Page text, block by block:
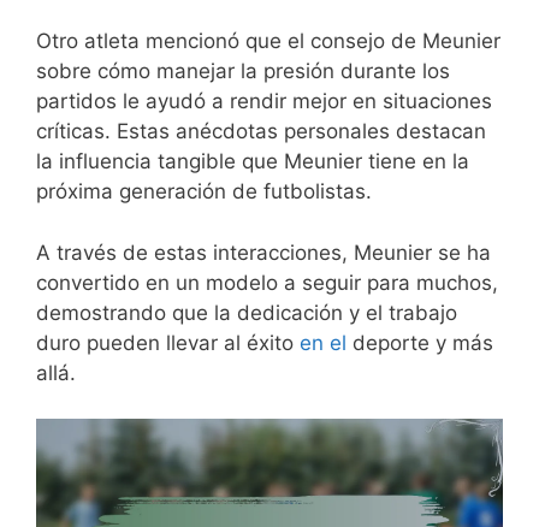
Otro atleta mencionó que el consejo de Meunier
sobre cómo manejar la presión durante los
partidos le ayudó a rendir mejor en situaciones
críticas. Estas anécdotas personales destacan
la influencia tangible que Meunier tiene en la
próxima generación de futbolistas.
A través de estas interacciones, Meunier se ha
convertido en un modelo a seguir para muchos,
demostrando que la dedicación y el trabajo
duro pueden llevar al éxito en el deporte y más
allá.